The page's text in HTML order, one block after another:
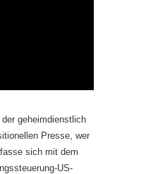
geheimdienstlich
Presse, wer
sich mit dem
US-